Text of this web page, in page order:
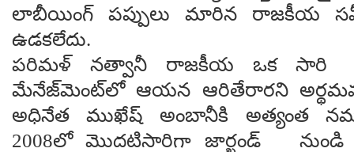
లాబీయింగ్ పప్పులు మారిన రాజకీయ
ఉడకలేదు.
పరిమళ్ నత్వానీ రాజకీయ ఒక సారి
మేనేజ్‌మెంట్‌లో ఆయన ఆరితేరారని
అధినేత ముఖేష్ అంబానీకి అత్యంత
2008లో మొదటిసారిగా జార్ఖండ్ నుండి